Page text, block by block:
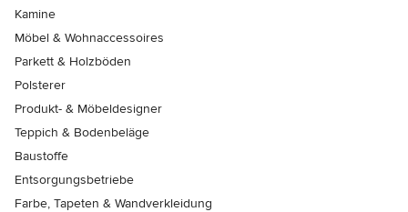
Kamine
Möbel & Wohnaccessoires
Parkett & Holzböden
Polsterer
Produkt- & Möbeldesigner
Teppich & Bodenbeläge
Baustoffe
Entsorgungsbetriebe
Farbe, Tapeten & Wandverkleidung